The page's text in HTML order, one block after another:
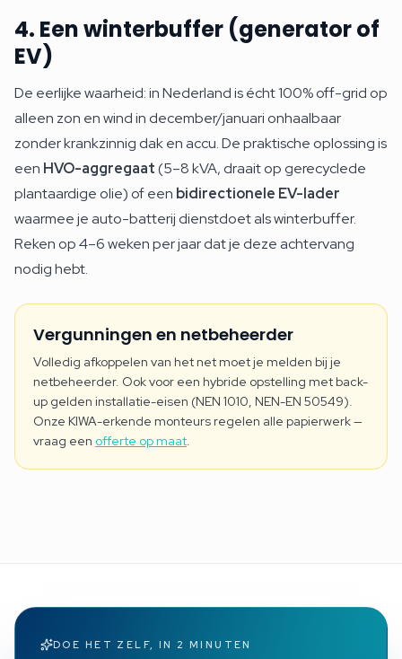
4. Een winterbuffer (generator of
EV)
De eerlijke waarheid: in Nederland is écht 100% off-grid op
alleen zon en wind in december/januari onhaalbaar
zonder krankzinnig dak en accu. De praktische oplossing is
een HVO-aggregaat(5–8 kVA, draait op gerecyclede
plantaardige olie) of een bidirectionele EV-lader
waarmee je auto-batterij dienstdoet als winterbuffer.
Reken op 4–6 weken per jaar dat je deze achtervang
nodig hebt.
Vergunningen en netbeheerder
Volledig afkoppelen van het net moet je melden bij je
netbeheerder. Ook voor een hybride opstelling met back-
up gelden installatie-eisen (NEN 1010, NEN-EN 50549).
Onze KIWA-erkende monteurs regelen alle papierwerk —
vraag een offerte op maat.
DOE HET ZELF, IN 2 MINUTEN